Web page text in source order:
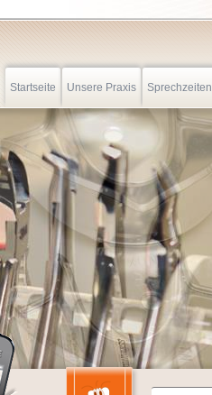
Startseite Unsere Praxis Sprechzeiten